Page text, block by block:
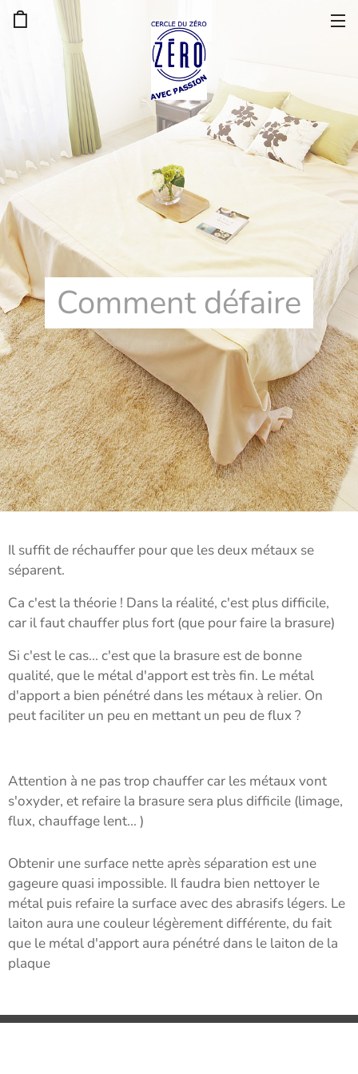
Comment défaire
Il suffit de réchauffer pour que les deux métaux se
séparent.
Ca c'est la théorie ! Dans la réalité, c'est plus difficile,
car il faut chauffer plus fort (que pour faire la brasure)
Si c'est le cas... c'est que la brasure est de bonne
qualité, que le métal d'apport est très fin. Le métal
d'apport a bien pénétré dans les métaux à relier. On
peut faciliter un peu en mettant un peu de flux ?
Attention à ne pas trop chauffer car les métaux vont
s'oxyder, et refaire la brasure sera plus difficile (limage,
flux, chauffage lent... )
Obtenir une surface nette après séparation est une
gageure quasi impossible. Il faudra bien nettoyer le
métal puis refaire la surface avec des abrasifs légers. Le
laiton aura une couleur légèrement différente, du fait
que le métal d'apport aura pénétré dans le laiton de la
plaque